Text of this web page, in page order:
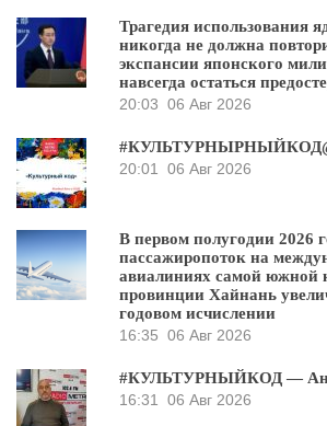
Трагедия использования
никогда не должна
экспансии японского
навсегда остаться
20:03 06 Авг 2026
20:01 06 Авг 2026
В первом полугодии 2026
пассажиропоток на
авиалиниях самой южной
провинции Хайнань
годовом исчислении
16:35 06 Авг 2026
#КУЛЬТУРНЫЙКОД —
16:31 06 Авг 2026